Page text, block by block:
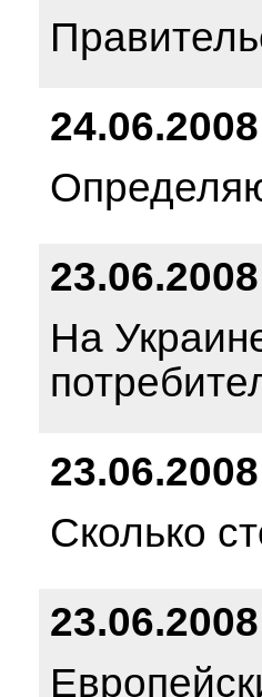
24.06.2008
23.06.2008
На
23.06.2008
Сколько
23.06.2008